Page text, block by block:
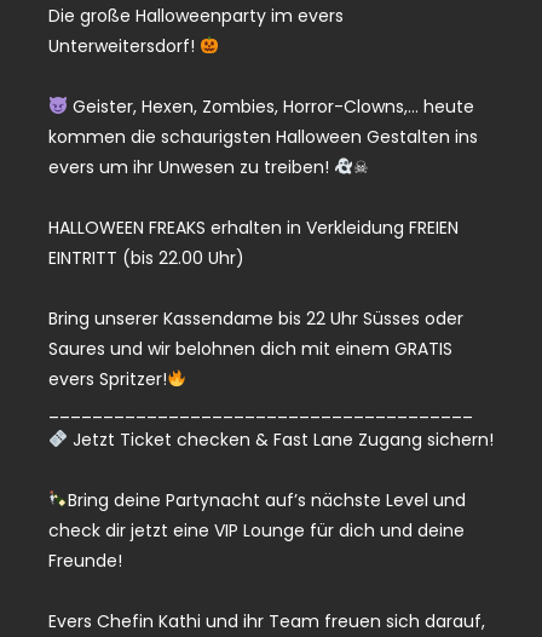
Die große Halloweenparty im evers
Unterweitersdorf!
Geister, Hexen, Zombies, Horror-Clowns,… heute
kommen die schaurigsten Halloween Gestalten ins
evers um ihr Unwesen zu treiben!
☠
HALLOWEEN FREAKS erhalten in Verkleidung FREIEN
EINTRITT (bis 22.00 Uhr)
Bring unserer Kassendame bis 22 Uhr Süsses oder
Saures und wir belohnen dich mit einem GRATIS
evers Spritzer!
Jetzt Ticket checken & Fast Lane Zugang sichern!
Bring deine Partynacht auf’s nächste Level und
check dir jetzt eine VIP Lounge für dich und deine
Freunde!
Evers Chefin Kathi und ihr Team freuen sich darauf,